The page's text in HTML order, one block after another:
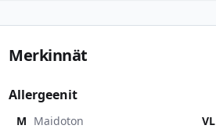
Merkinnät
Allergeenit
M Maidoton VL